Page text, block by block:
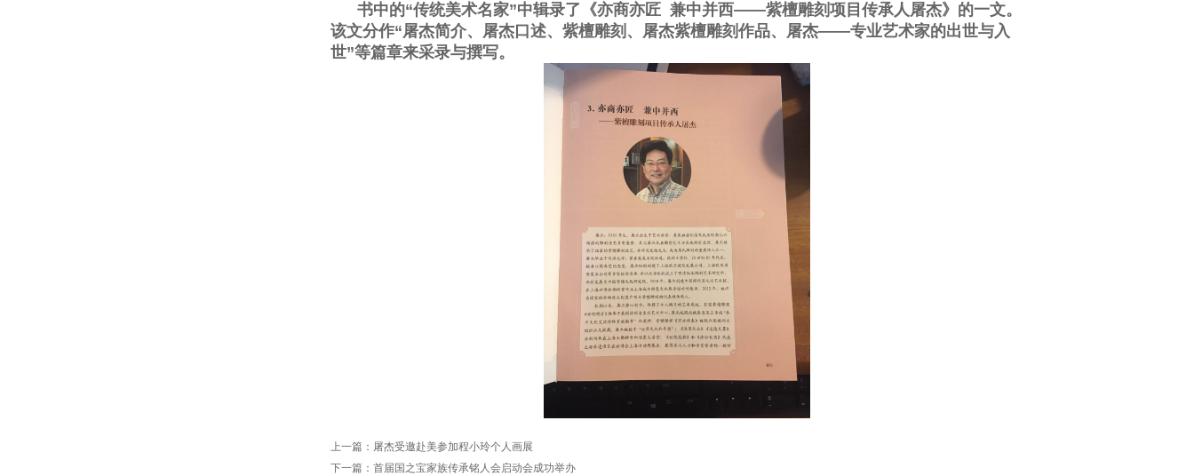
书中的“传统美术名家”中辑录了《亦商亦匠 兼中并西——紫檀雕刻项目传承人屠杰》的一文。
该文分作“屠杰简介、屠杰口述、紫檀雕刻、屠杰紫檀雕刻作品、屠杰——专业艺术家的出世与入
世”等篇章来采录与撰写。
上一篇： 屠杰受邀赴美参加程小玲个人画展
下一篇： 首届国之宝家族传承铭人会启动会成功举办